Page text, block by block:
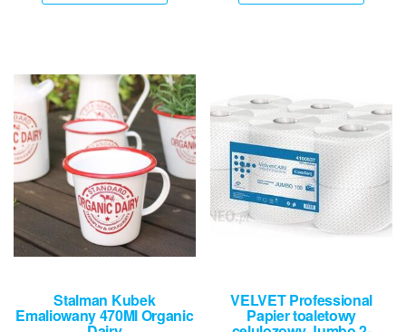
Stalman Kubek
Emaliowany 470Ml Organic
VELVET Professional
Papier toaletowy